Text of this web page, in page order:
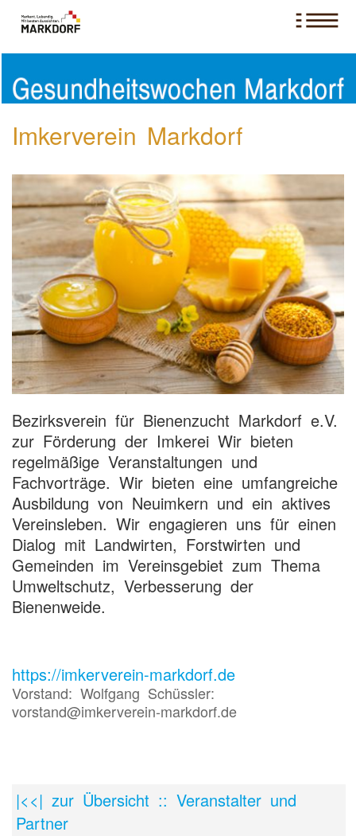
Imkerverein Markdorf
Bezirksverein für Bienenzucht Markdorf e.V.
zur Förderung der Imkerei Wir bieten
regelmäßige Veranstaltungen und
Fachvorträge. Wir bieten eine umfangreiche
Ausbildung von Neuimkern und ein aktives
Vereinsleben. Wir engagieren uns für einen
Dialog mit Landwirten, Forstwirten und
Gemeinden im Vereinsgebiet zum Thema
Umweltschutz, Verbesserung der
Bienenweide.
https://imkerverein-markdorf.de
Vorstand: Wolfgang Schüssler:
vorstand@imkerverein-markdorf.de
|<<| zur Übersicht :: Veranstalter und
Partner